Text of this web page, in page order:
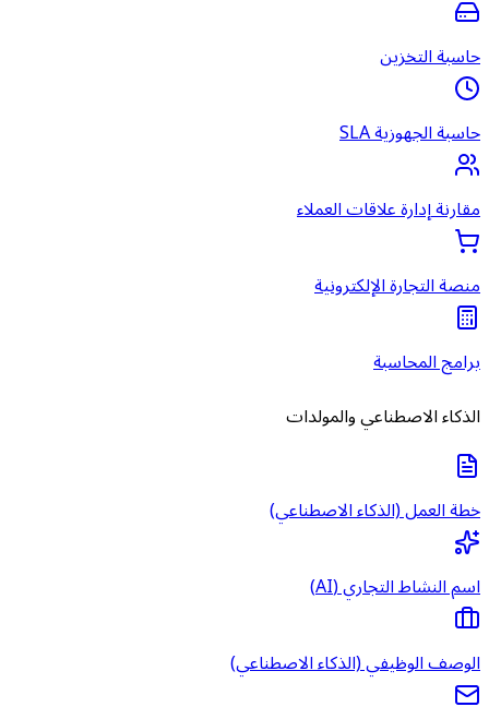
حاسبة التخزين
حاسبة الجهوزية SLA
مقارنة إدارة علاقات العملاء
منصة التجارة الإلكترونية
برامج المحاسبة
الذكاء الاصطناعي والمولدات
خطة العمل (الذكاء الاصطناعي)
اسم النشاط التجاري (AI)
الوصف الوظيفي (الذكاء الاصطناعي)